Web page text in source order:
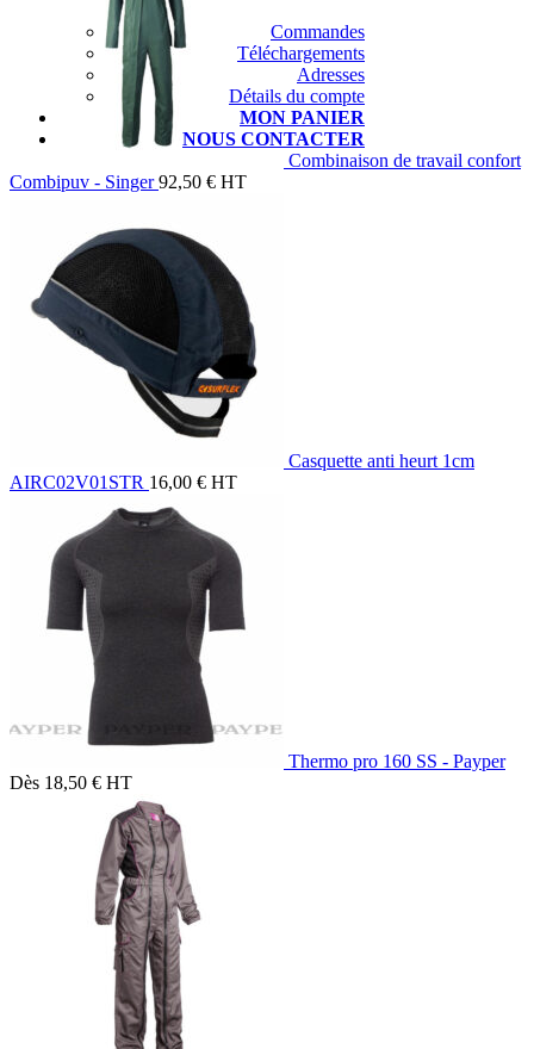
Commandes
Téléchargements
Adresses
Détails du compte
MON PANIER
NOUS CONTACTER
Combinaison de travail confort
Combipuv - Singer 92,50 € HT
Casquette anti heurt 1cm
AIRC02V01STR 16,00 € HT
Thermo pro 160 SS - Payper
Dès 18,50 € HT